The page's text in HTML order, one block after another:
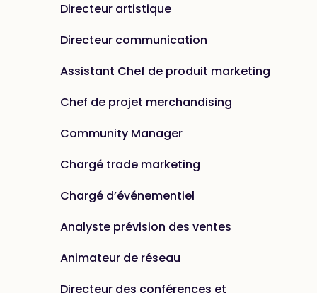
Directeur artistique
Directeur communication
Assistant Chef de produit marketing
Chef de projet merchandising
Community Manager
Chargé trade marketing
Chargé d’événementiel
Analyste prévision des ventes
Animateur de réseau
Directeur des conférences et